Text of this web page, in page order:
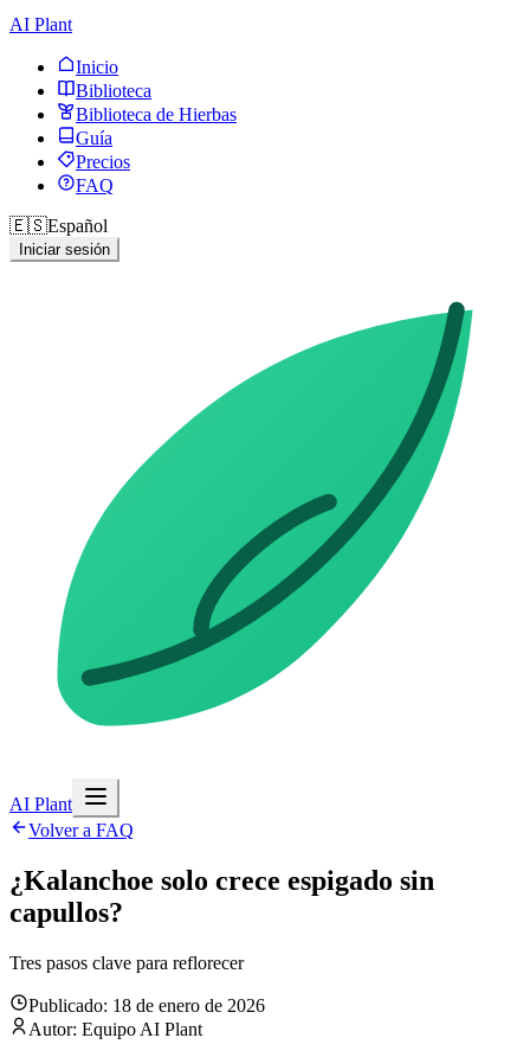
AI Plant
Inicio
Biblioteca
Biblioteca de Hierbas
Guía
Precios
FAQ
🇪🇸Español
Iniciar sesión
AI Plant
Volver a FAQ
¿Kalanchoe solo crece espigado sin
capullos?
Tres pasos clave para reflorecer
Publicado: 18 de enero de 2026
Autor: Equipo AI Plant